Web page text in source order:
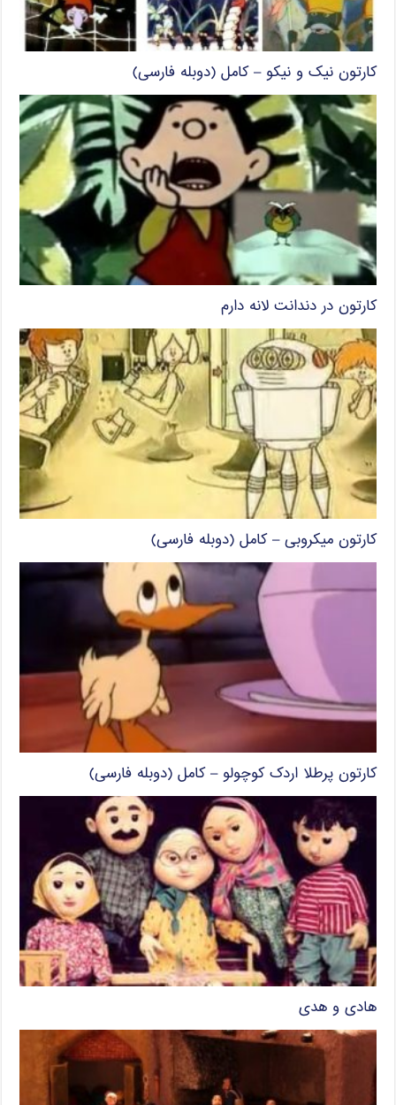
کارتون نیک و نیکو – کامل (دوبله فارسی)
کارتون در دندانت لانه دارم
کارتون میکروبی – کامل (دوبله فارسی)
کارتون پرطلا اردک کوچولو – کامل (دوبله فارسی)
هادی و هدی